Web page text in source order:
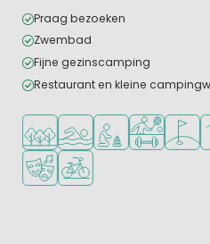
Praag bezoeken
Zwembad
Fijne gezinscamping
Restaurant en kleine
Ligt in een bosrijke omgeving
Openlucht zwembad
Aanbevolen voor
Veel
Animatieprogramma
Fietsverhuur